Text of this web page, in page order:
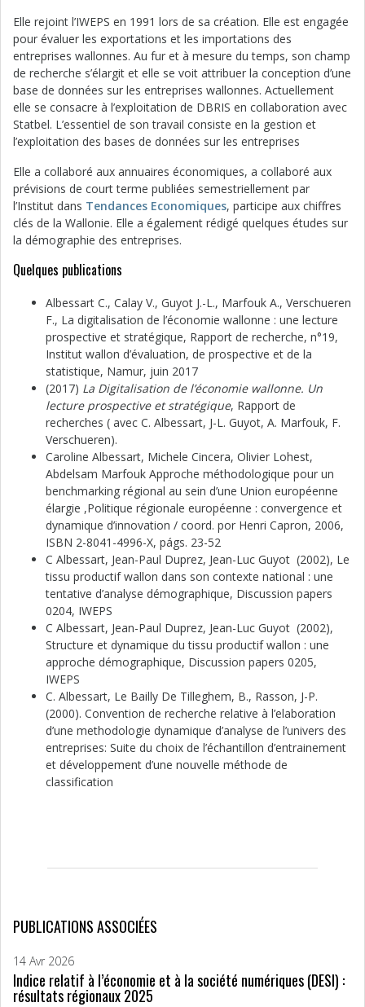
Elle rejoint l’IWEPS en 1991 lors de sa création. Elle est engagée
pour évaluer les exportations et les importations des
entreprises wallonnes. Au fur et à mesure du temps, son champ
de recherche s’élargit et elle se voit attribuer la conception d’une
base de données sur les entreprises wallonnes. Actuellement
elle se consacre à l’exploitation de DBRIS en collaboration avec
Statbel. L’essentiel de son travail consiste en la gestion et
l’exploitation des bases de données sur les entreprises
Elle a collaboré aux annuaires économiques, a collaboré aux
prévisions de court terme publiées semestriellement par
l’Institut dans Tendances Economiques, participe aux chiffres
clés de la Wallonie. Elle a également rédigé quelques études sur
la démographie des entreprises.
Quelques publications
Albessart C., Calay V., Guyot J.-L., Marfouk A., Verschueren
F., La digitalisation de l’économie wallonne : une lecture
prospective et stratégique, Rapport de recherche, n°19,
Institut wallon d’évaluation, de prospective et de la
statistique, Namur, juin 2017
(2017) La Digitalisation de l’économie wallonne. Un
lecture prospective et stratégique, Rapport de
recherches ( avec C. Albessart, J-L. Guyot, A. Marfouk, F.
Verschueren).
Caroline Albessart, Michele Cincera, Olivier Lohest,
Abdelsam Marfouk Approche méthodologique pour un
benchmarking régional au sein d’une Union européenne
élargie ,Politique régionale européenne : convergence et
dynamique d’innovation / coord. por Henri Capron, 2006,
ISBN 2-8041-4996-X, págs. 23-52
C Albessart, Jean-Paul Duprez, Jean-Luc Guyot (2002), Le
tissu productif wallon dans son contexte national : une
tentative d’analyse démographique, Discussion papers
0204, IWEPS
C Albessart, Jean-Paul Duprez, Jean-Luc Guyot (2002),
Structure et dynamique du tissu productif wallon : une
approche démographique, Discussion papers 0205,
IWEPS
C. Albessart, Le Bailly De Tilleghem, B., Rasson, J-P.
(2000). Convention de recherche relative à l’elaboration
d’une methodologie dynamique d’analyse de l’univers des
entreprises: Suite du choix de l’échantillon d’entrainement
et développement d’une nouvelle méthode de
classification
PUBLICATIONS ASSOCIÉES
14 Avr 2026
Indice relatif à l’économie et à la société numériques (DESI) :
résultats régionaux 2025